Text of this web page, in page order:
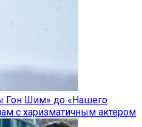
Гон Шим» до «Нашего
с харизматичным актером